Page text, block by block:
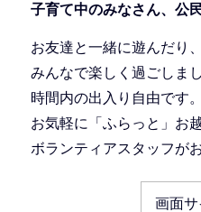
子育て中のみなさん、公
お友達と一緒に遊んだり
みんなで楽しく過ごしま
時間内の出入り自由です
お気軽に「ふらっと」お
ボランティアスタッフが
画面